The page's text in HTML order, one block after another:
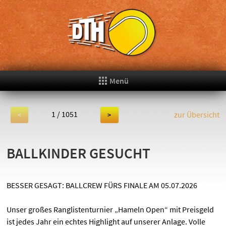
Menü
< 1 / 1051 > zur Übersicht
BALLKINDER GESUCHT
BESSER GESAGT: BALLCREW FÜRS FINALE AM 05.07.2026
Unser großes Ranglistenturnier „Hameln Open“ mit Preisgeld
ist jedes Jahr ein echtes Highlight auf unserer Anlage. Volle